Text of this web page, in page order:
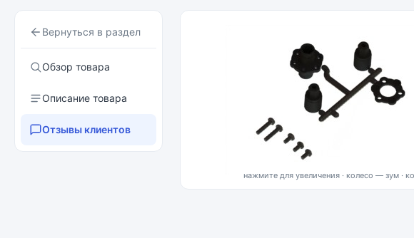
Вернуться в раздел
Обзор товара
Описание товара
Отзывы клиентов
нажмите для увеличения · колесо — зум